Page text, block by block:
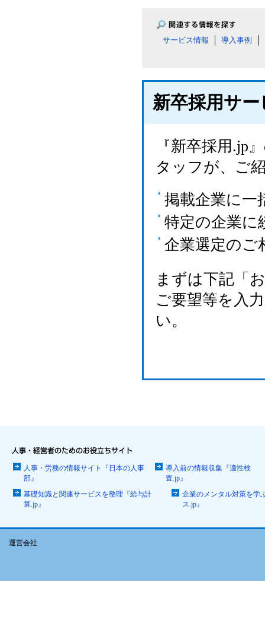
サービス情報 導入事例
新卒採用サ
『新卒採用.jp
タッフが、ご
掲載企業に一
特定の企業に
企業選定のご
まずは下記「
ご要望等を入
い。
人事・労務の情報サイト『日本の人事
部』
導入前の情報収集『適性検
査.jp』
基礎知識と関連サービスを整理『給与計
算.jp』
企業のメンタル対策を学
ス.jp』
運営会社